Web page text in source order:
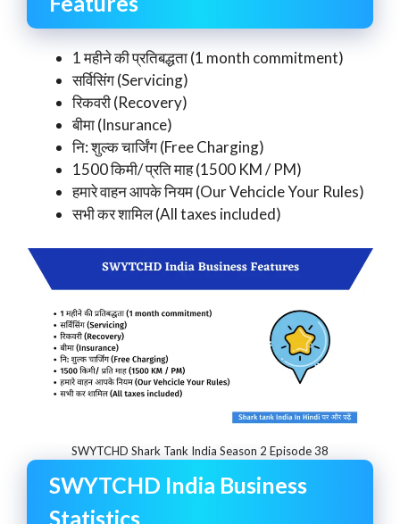
1 महीने की प्रतिबद्धता (1 month commitment)
सर्विसिंग (Servicing)
रिकवरी (Recovery)
बीमा (Insurance)
नि: शुल्क चार्जिंग (Free Charging)
1500 किमी/ प्रति माह (1500 KM / PM)
हमारे वाहन आपके नियम (Our Vehcicle Your Rules)
सभी कर शामिल (All taxes included)
SWYTCHD Shark Tank India Season 2 Episode 38
SWYTCHD India Business
Statistics